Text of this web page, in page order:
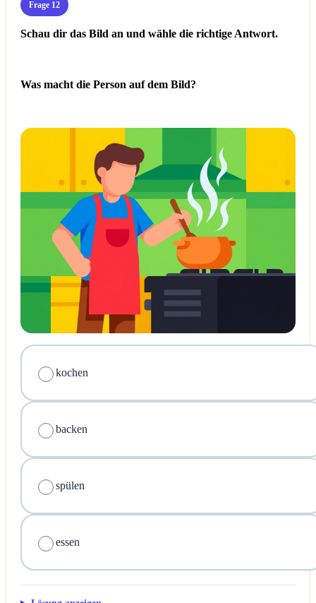
Frage 12
Schau dir das Bild an und wähle die richtige Antwort.
Was macht die Person auf dem Bild?
kochen
backen
spülen
essen